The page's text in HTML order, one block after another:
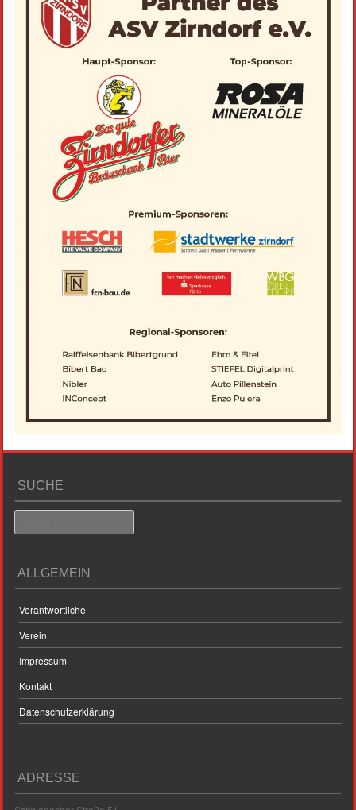
SUCHE
ALLGEMEIN
Verantwortliche
Verein
Impressum
Kontakt
Datenschutzerklärung
ADRESSE